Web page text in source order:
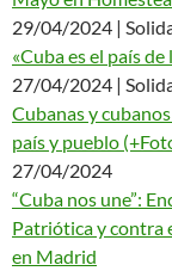
29/04/2024 |
«Cuba es el país
27/04/2024 |
Cubanas y
país y pueblo
27/04/2024
“Cuba nos une”:
Patriótica y contra
en Madrid